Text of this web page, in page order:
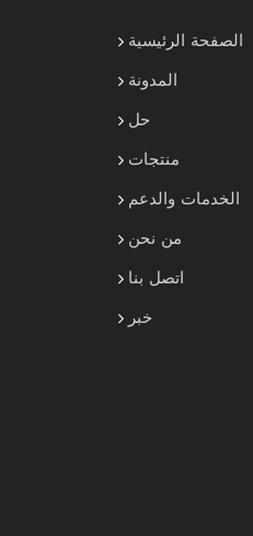
الصفحة الرئيسية
المدونة
حل
منتجات
الخدمات والدعم
من نحن
اتصل بنا
خبر